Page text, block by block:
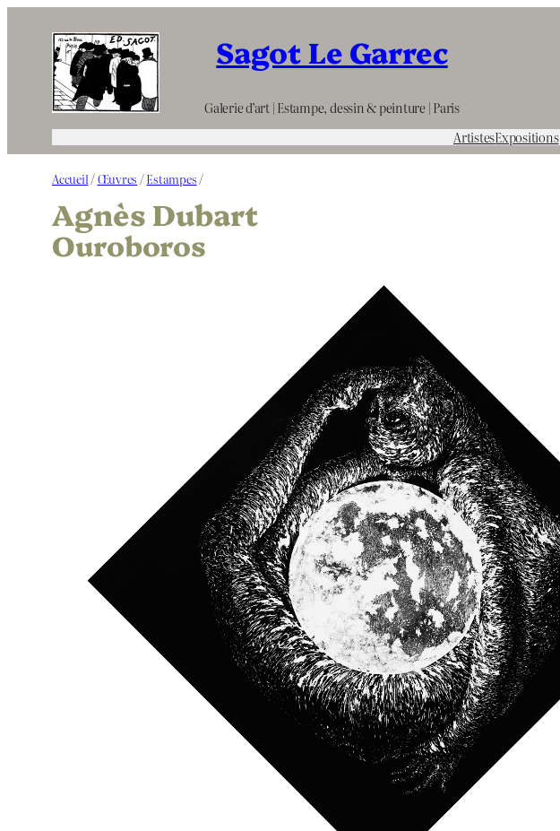
contenu
Sagot Le Garrec
Galerie d’art | Estampe, dessin & peinture | Paris
ArtistesExpositions
Accueil /Œuvres /Estampes /
Agnès Dubart
Ouroboros